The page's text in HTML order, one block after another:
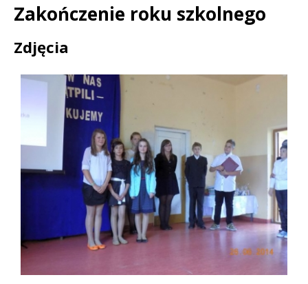
Zakończenie roku szkolnego
Treść
Zdjęcia